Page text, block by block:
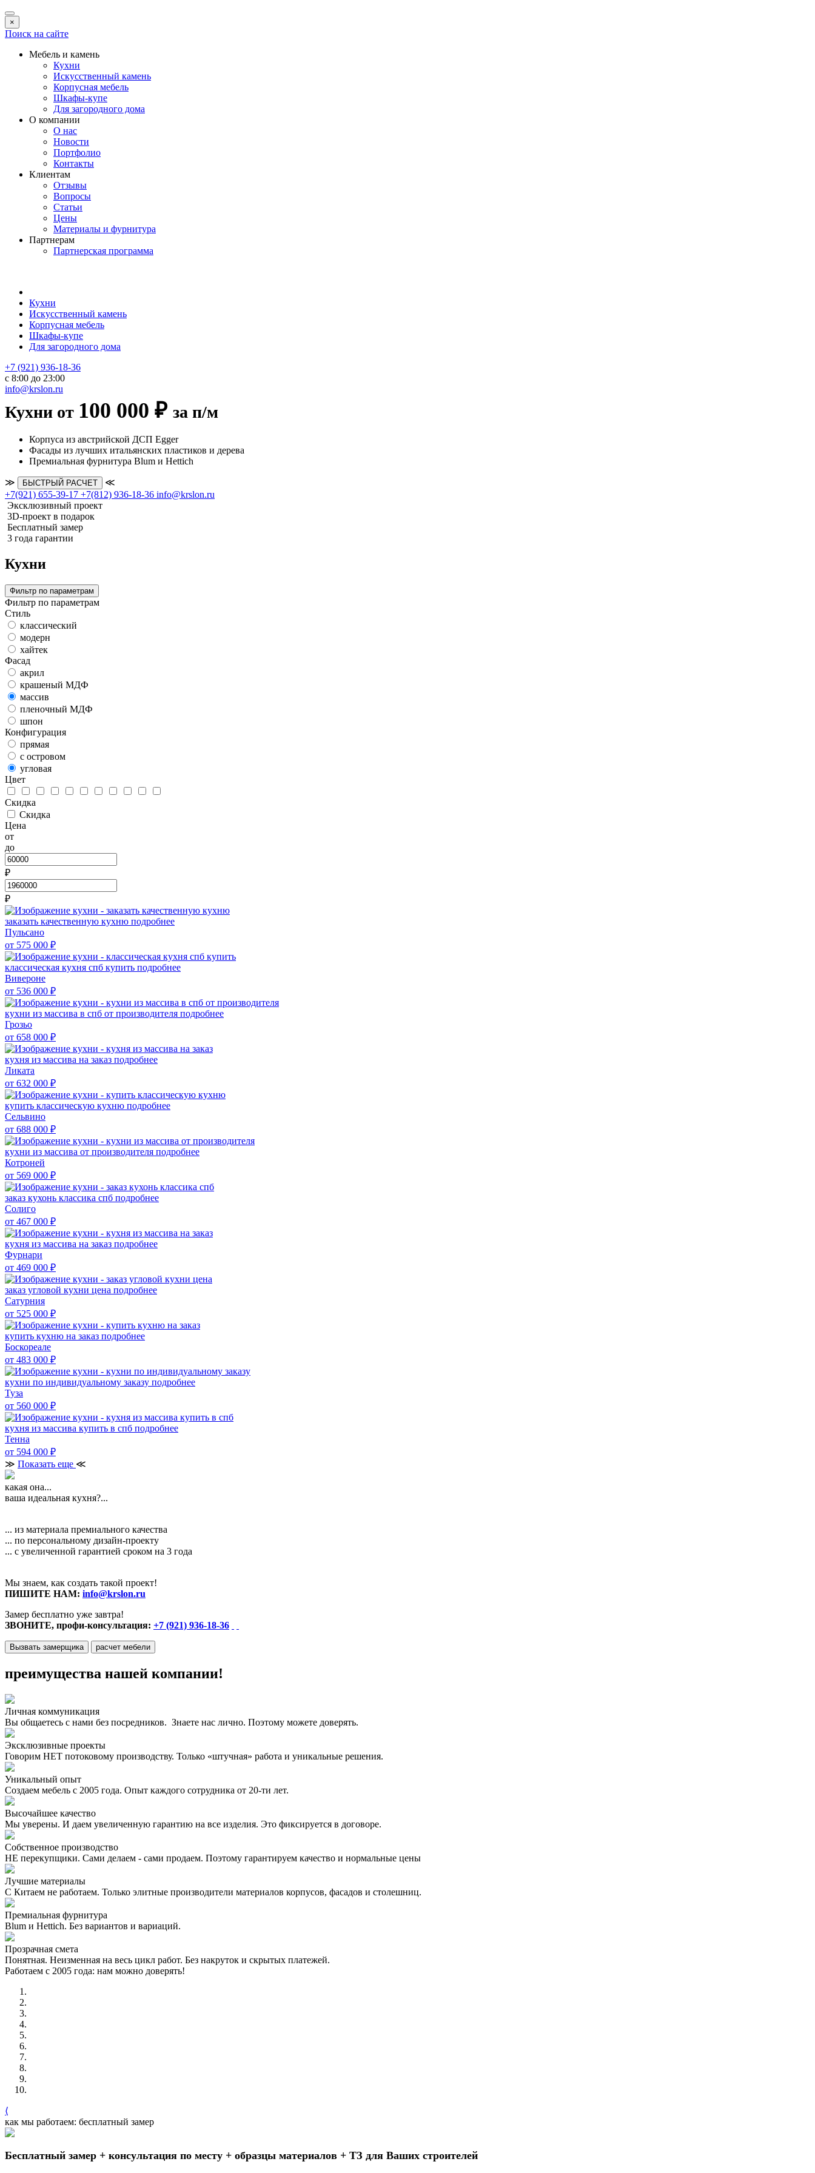
×
Поиск на сайте
Мебель и камень
Кухни
Искусственный камень
Корпусная мебель
Шкафы-купе
Для загородного дома
О компании
О нас
Новости
Портфолио
Контакты
Клиентам
Отзывы
Вопросы
Статьи
Цены
Материалы и фурнитура
Партнерам
Партнерская программа
Кухни
Искусственный камень
Корпусная мебель
Шкафы-купе
Для загородного дома
+7 (921) 936-18-36
с 8:00 до 23:00
info@krslon.ru
Кухни от 100 000 ₽ за п/м
Корпуса из австрийской ДСП Egger
Фасады из лучших итальянских пластиков и дерева
Премиальная фурнитура Blum и Hettich
≫ БЫСТРЫЙ РАСЧЕТ
≪
+7(921) 655-39-17 +7(812) 936-18-36 info@krslon.ru
Эксклюзивный проект
3D-проект в подарок
Бесплатный замер
3 года гарантии
Кухни
Фильтр по параметрам
Фильтр по параметрам
Стиль
классический
модерн
хайтек
Фасад
акрил
крашеный МДФ
массив
пленочный МДФ
шпон
Конфигурация
прямая
с островом
угловая
Цвет
Скидка
Скидка
Цена
от
до
₽
₽
заказать качественную кухню подробнее
Пульсано
от 575 000 ₽
классическая кухня спб купить подробнее
Вивероне
от 536 000 ₽
кухни из массива в спб от производителя подробнее
Грозьо
от 658 000 ₽
кухня из массива на заказ подробнее
Ликата
от 632 000 ₽
купить классическую кухню подробнее
Сельвино
от 688 000 ₽
кухни из массива от производителя подробнее
Котроней
от 569 000 ₽
заказ кухонь классика спб подробнее
Солиго
от 467 000 ₽
кухня из массива на заказ подробнее
Фурнари
от 469 000 ₽
заказ угловой кухни цена подробнее
Сатурния
от 525 000 ₽
купить кухню на заказ подробнее
Боскореале
от 483 000 ₽
кухни по индивидуальному заказу подробнее
Туза
от 560 000 ₽
кухня из массива купить в спб подробнее
Тенна
от 594 000 ₽
≫ Показать еще ≪
какая она...
ваша идеальная кухня?...
... из материала премиального качества
... по персональному дизайн-проекту
... с увеличенной гарантией сроком на 3 года
Мы знаем, как создать такой проект!
ПИШИТЕ НАМ: info@krslon.ru
Замер бесплатно уже завтра!
ЗВОНИТЕ, профи-консультация: +7 (921) 936-18-36
Вызвать замерщика расчет мебели
преимущества нашей компании!
Личная коммуникация
Вы общаетесь с нами без посредников. Знаете нас лично. Поэтому можете доверять.
Эксклюзивные проекты
Говорим НЕТ потоковому производству. Только «штучная» работа и уникальные решения.
Уникальный опыт
Создаем мебель с 2005 года. Опыт каждого сотрудника от 20-ти лет.
Высочайшее качество
Мы уверены. И даем увеличенную гарантию на все изделия. Это фиксируется в договоре.
Собственное производство
НЕ перекупщики. Сами делаем - сами продаем. Поэтому гарантируем качество и нормальные цены
Лучшие материалы
С Китаем не работаем. Только элитные производители материалов корпусов, фасадов и столешниц.
Премиальная фурнитура
Blum и Hettich. Без вариантов и вариаций.
Прозрачная смета
Понятная. Неизменная на весь цикл работ. Без накруток и скрытых платежей.
Работаем с 2005 года: нам можно доверять!
⟨
как мы работаем: бесплатный замер
Бесплатный замер + консультация по месту + образцы материалов + ТЗ для Ваших строителей